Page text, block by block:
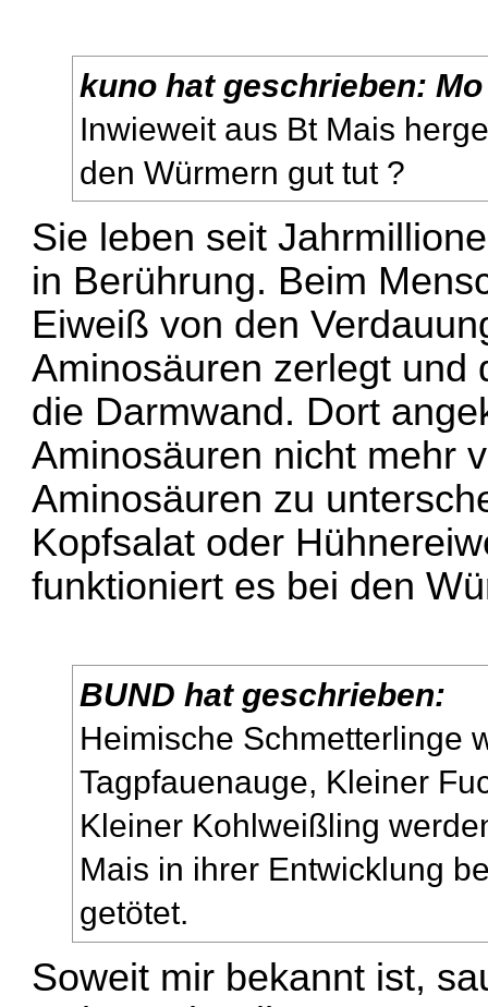
kuno hat geschrieben:
Inwieweit aus Bt Mais
den Würmern gut tut ?
Sie leben seit
in Berührung. Beim
Eiweiß von den
Aminosäuren zerlegt und
die Darmwand. Dort
Aminosäuren nicht mehr
Aminosäuren zu
Kopfsalat oder
funktioniert es bei den
BUND hat geschrieben:
Heimische Schmetterlinge
Tagpfauenauge, Kleiner
Kleiner Kohlweißling
Mais in ihrer Entwicklung
getötet.
Soweit mir bekannt ist,